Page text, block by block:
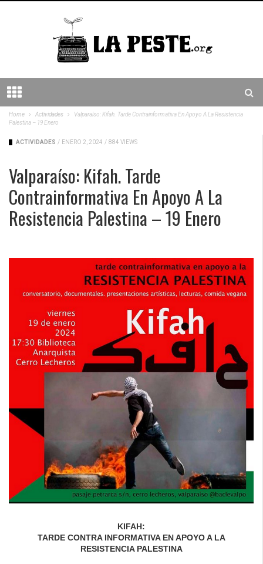
Home Actividades
Valparaíso: Kifah. Tarde Contrainformativa En Apoyo A La Resistencia
Palestina – 19 Enero
ACTIVIDADES / ENERO 2, 2024 / 884 VIEWS
Valparaíso: Kifah. Tarde
Contrainformativa En Apoyo A La
Resistencia Palestina – 19 Enero
KIFAH:
TARDE CONTRA INFORMATIVA EN APOYO A LA
RESISTENCIA PALESTINA